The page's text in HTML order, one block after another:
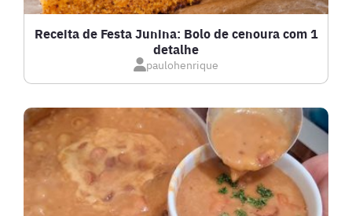
GRATINADOS
LANCHES
LASANHAS
LOW CARB
Receita de Festa Junina: Bolo de cenoura com 1
detalhe
paulohenrique